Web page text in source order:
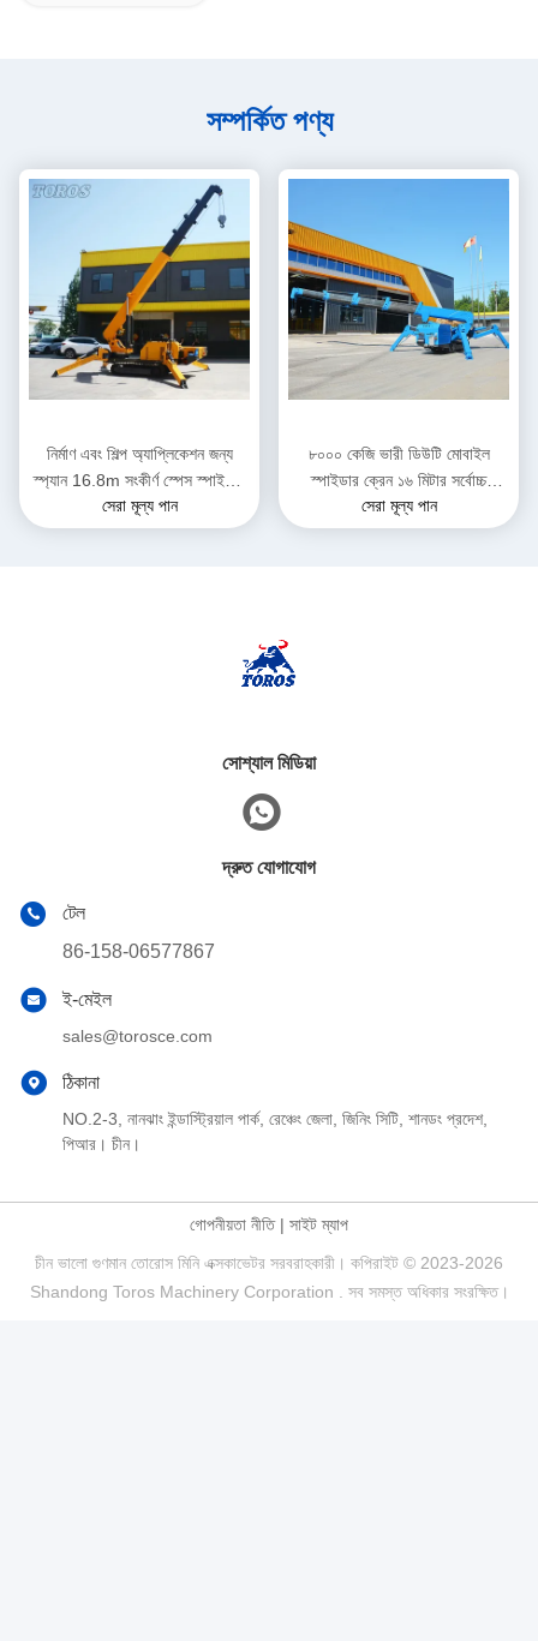
সম্পর্কিত পণ্য
নির্মাণ এবং শিল্প অ্যাপ্লিকেশন জন্য
স্প্যান 16.8m সংকীর্ণ স্পেস স্পাইডার
ক্রেন
সেরা মূল্য পান
৮০০০ কেজি ভারী ডিউটি মোবাইল
স্পাইডার ক্রেন ১৬ মিটার সর্বোচ্চ
উত্তোলনের উচ্চতা
সেরা মূল্য পান
সোশ্যাল মিডিয়া
দ্রুত যোগাযোগ
টেল
86-158-06577867
ই-মেইল
sales@torosce.com
ঠিকানা
NO.2-3, নানঝাং ইন্ডাস্ট্রিয়াল পার্ক, রেঞ্চেং জেলা, জিনিং সিটি, শানডং প্রদেশ,
পিআর। চীন।
গোপনীয়তা নীতি| সাইট ম্যাপ
চীন ভালো গুণমান তোরোস মিনি এক্সকাভেটর সরবরাহকারী। কপিরাইট © 2023-2026
Shandong Toros Machinery Corporation . সব সমস্ত অধিকার সংরক্ষিত।